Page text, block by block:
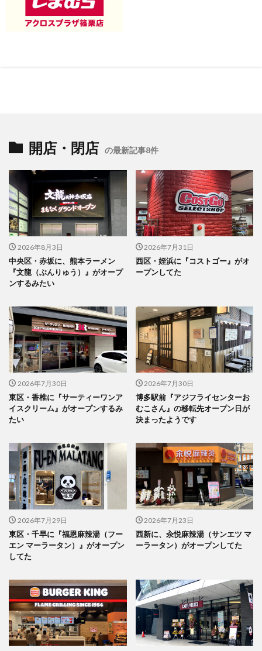
開店・閉店 の最新記事8件
2026年8月3日
中央区・赤坂に、熊本ラーメン
『文龍（ぶんりゅう）』がオープ
ンするみたい
2026年7月31日
西区・姪浜に『コストゴー』がオ
ープンしてた
2026年7月30日
東区・香椎に『サーティーワンア
イスクリーム』がオープンするみ
たい
2026年7月30日
博多駅前『アジフライセンターお
むこさん』の移転先オープン日が
決まったようです
2026年7月29日
東区・千早に『福恩麻辣湯（フー
エン マーラータン）』がオープン
してた
2026年7月23日
西新に、汆悦麻辣湯（サンエツ マ
ーラータン）がオープンしてた